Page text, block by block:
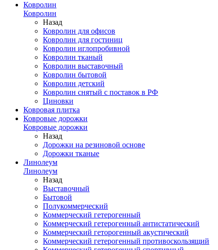
Ковролин
Ковролин
Назад
Ковролин для офисов
Ковролин для гостиниц
Ковролин иглопробивной
Ковролин тканый
Ковролин выставочный
Ковролин бытовой
Ковролин детский
Ковролин снятый с поставок в РФ
Циновки
Ковровая плитка
Ковровые дорожки
Ковровые дорожки
Назад
Дорожки на резиновой основе
Дорожки тканые
Линолеум
Линолеум
Назад
Выставочный
Бытовой
Полукоммерческий
Коммерческий гетерогенный
Коммерческий гетерогенный антистатический
Коммерческий геторогенный акустический
Коммерческий гетерогенный противоскользящий